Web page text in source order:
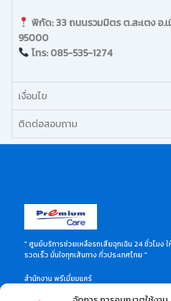
พิกัด: 33 ถนนรวมมิตร ต.สะเตง อ.เ
95000
โทร: 085-535-1274
เงื่อนไข
ติดต่อสอบถาม
" ศูนย์บริการช่วยเหลือรถเสียฉุกเฉิน 24 ชั่วโมง
รวดเร็ว มั่นใจทุกเส้นทาง ทั่วประเทศไทย "
สำนักงาน พรีเมี่ยมแคร์